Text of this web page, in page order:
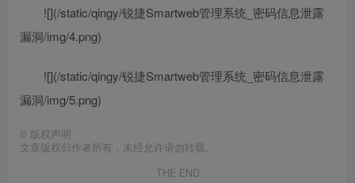
![](/static/qingy/锐捷Smartweb管理系统_密码信息泄露
漏洞/img/4.png)
![](/static/qingy/锐捷Smartweb管理系统_密码信息泄露
漏洞/img/5.png)
© 版权声明
文章版权归作者所有，未经允许请勿转载。
THE END